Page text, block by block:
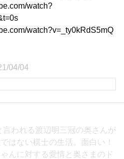
watch?
watch?v=_ty0kRdS5mQ
04/04
言われる渡辺明三冠の奥さんが
はない棋士の生活。面白い！
んに対する愛情と奥さまのド